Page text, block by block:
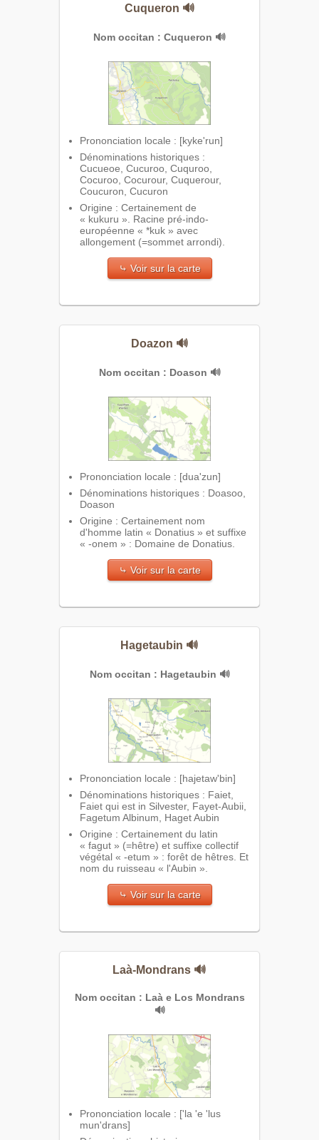
Cuqueron 🔊
Nom occitan : Cuqueron 🔊
Prononciation locale : [kyke'run]
Dénominations historiques :
Cucueoe, Cucuroo, Cuquroo,
Cocuroo, Cocurour, Cuquerour,
Coucuron, Cucuron
Origine : Certainement de
« kukuru ». Racine pré-indo-
européenne « *kuk » avec
allongement (=sommet arrondi).
⤷ Voir sur la carte
Doazon 🔊
Nom occitan : Doason 🔊
Prononciation locale : [dua'zun]
Dénominations historiques : Doasoo,
Doason
Origine : Certainement nom
d'homme latin « Donatius » et suffixe
« -onem » : Domaine de Donatius.
⤷ Voir sur la carte
Hagetaubin 🔊
Nom occitan : Hagetaubin 🔊
Prononciation locale : [hajetaw'bin]
Dénominations historiques : Faiet,
Faiet qui est in Silvester, Fayet-Aubii,
Fagetum Albinum, Haget Aubin
Origine : Certainement du latin
« fagut » (=hêtre) et suffixe collectif
végétal « -etum » : forêt de hêtres. Et
nom du ruisseau « l'Aubin ».
⤷ Voir sur la carte
Laà-Mondrans 🔊
Nom occitan : Laà e Los Mondrans
🔊
Prononciation locale : ['la 'e 'lus
mun'drans]